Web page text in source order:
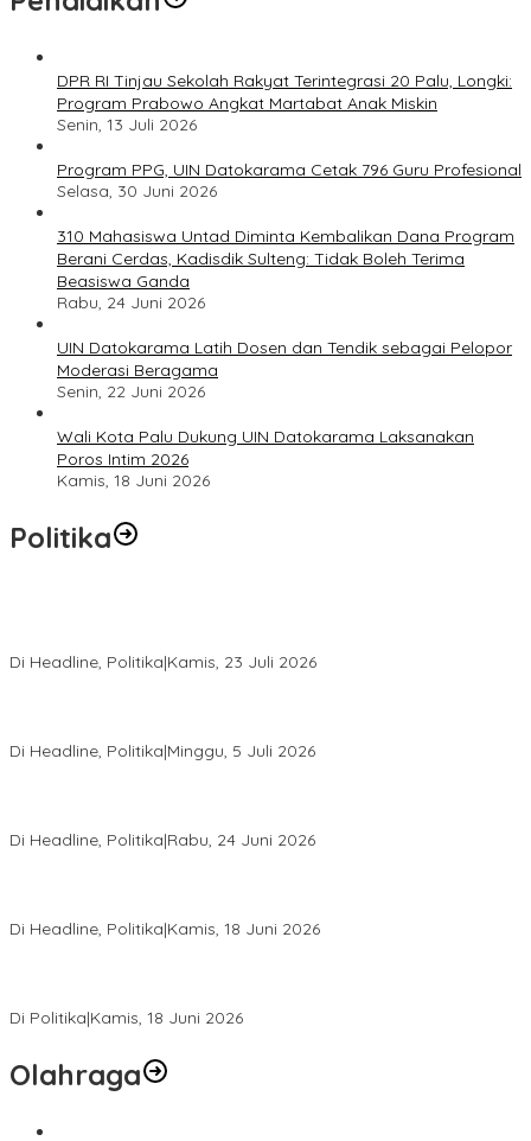
DPR RI Tinjau Sekolah Rakyat Terintegrasi 20 Palu, Longki:
Program Prabowo Angkat Martabat Anak Miskin
Senin, 13 Juli 2026
Program PPG, UIN Datokarama Cetak 796 Guru Profesional
Selasa, 30 Juni 2026
310 Mahasiswa Untad Diminta Kembalikan Dana Program
Berani Cerdas, Kadisdik Sulteng: Tidak Boleh Terima
Beasiswa Ganda
Rabu, 24 Juni 2026
UIN Datokarama Latih Dosen dan Tendik sebagai Pelopor
Moderasi Beragama
Senin, 22 Juni 2026
Wali Kota Palu Dukung UIN Datokarama Laksanakan
Poros Intim 2026
Kamis, 18 Juni 2026
Politika
Di Headline, Politika|Kamis, 23 Juli 2026
Di Headline, Politika|Minggu, 5 Juli 2026
Di Headline, Politika|Rabu, 24 Juni 2026
Di Headline, Politika|Kamis, 18 Juni 2026
Di Politika|Kamis, 18 Juni 2026
Olahraga